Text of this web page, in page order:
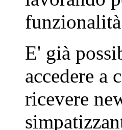
E' già
accedere a
ricevere